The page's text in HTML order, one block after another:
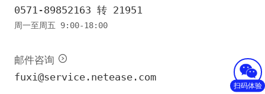
0571-89852163 转 21951
周一至周五 9:00-18:00
邮件咨询
fuxi@service.netease.com
扫码体验